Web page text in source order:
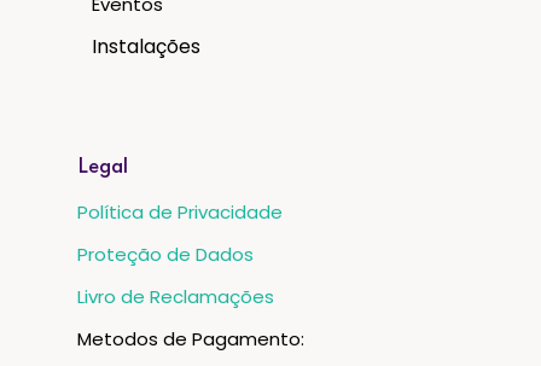
Instalações
Legal
Política de Privacidade
Proteção de Dados
Livro de Reclamações
Metodos de Pagamento: